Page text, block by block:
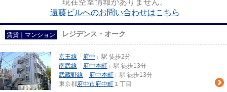
現在空室情報がありません。
遠藤ビルへのお問い合わせはこちら
賃貸｜マンション レジデンス・オーク
京王線 「 府中 」駅 徒歩2分
南武線 「 府中本町 」駅 徒歩13分
武蔵野線 「 府中本町 」駅 徒歩13分
東京都府中市府中町 １丁目